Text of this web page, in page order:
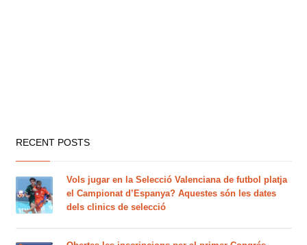
RECENT POSTS
Vols jugar en la Selecció Valenciana de futbol platja
el Campionat d’Espanya? Aquestes són les dates
dels clinics de selecció